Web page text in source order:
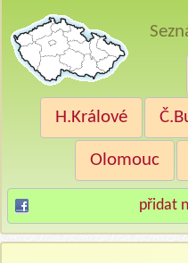
H.Králové
Olomouc
přidat